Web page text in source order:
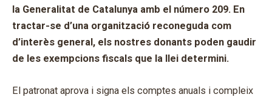
la Generalitat de Catalunya amb el número 209. En
tractar-se d’una organització reconeguda com
d’interès general, els nostres donants poden gaudir
de les exempcions fiscals que la llei determini.
El patronat aprova i signa els comptes anuals i compleix